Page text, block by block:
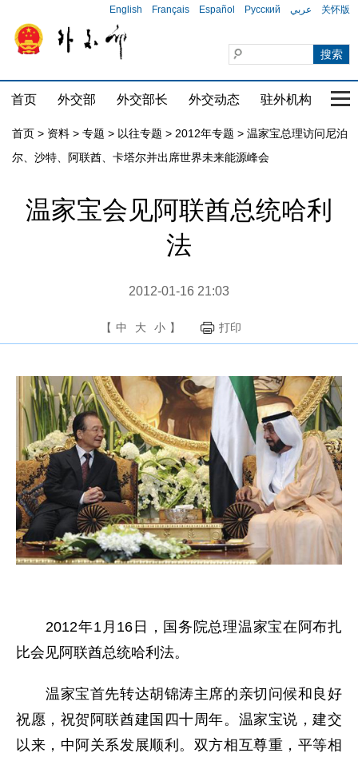
English Français Español Русский عربي 关怀版
首页 外交部 外交部长 外交动态 驻外机构 国
首页 > 资料 > 专题 > 以往专题 > 2012年专题 > 温家宝总理访问尼泊
尔、沙特、阿联酋、卡塔尔并出席世界未来能源峰会
温家宝会见阿联酋总统哈利
法
2012-01-16 21:03
【 中 大 小 】 打印
2012年1月16日，国务院总理温家宝在阿布扎
比会见阿联酋总统哈利法。
温家宝首先转达胡锦涛主席的亲切问候和良好
祝愿，祝贺阿联酋建国四十周年。温家宝说，建交
以来，中阿关系发展顺利。双方相互尊重，平等相